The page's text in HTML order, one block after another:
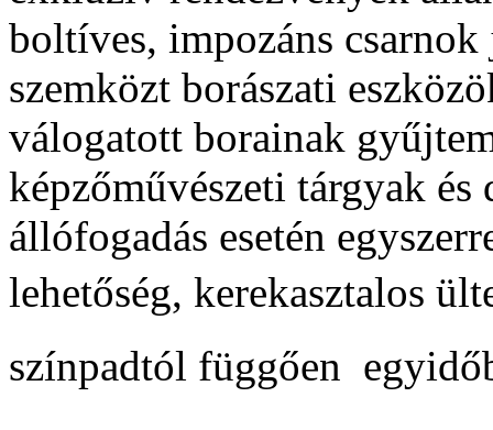
boltíves, impozáns
szemközt borászati
válogatott borainak
képzőművészeti tárgyak
állófogadás esetén
lehetőség, kerekasztalos
színpadtól függően 